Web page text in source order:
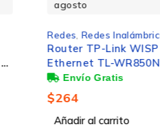
WISP Fast
s, 5x
2 Antenas